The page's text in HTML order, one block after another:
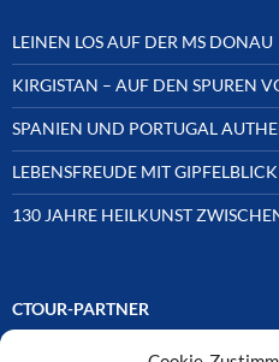
LEINEN LOS AUF DER MS DONAU
KIRGISTAN – AUF DEN SPUREN
SPANIEN UND PORTUGAL
LEBENSFREUDE MIT GIPFELBLICK
130 JAHRE HEILKUNST
CTOUR-PARTNER